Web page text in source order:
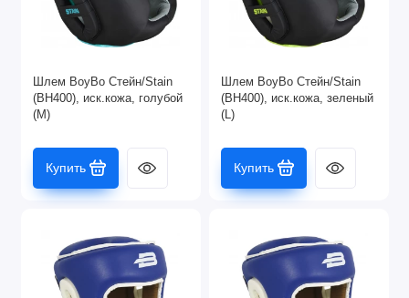
Шлем BoyBo Стейн/Stain
(BH400), иск.кожа, голубой
(M)
Купить
Шлем BoyBo Стейн/Stain
(BH400), иск.кожа, зеленый
(L)
Купить